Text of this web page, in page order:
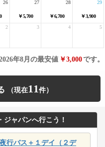
26
￥5,700
27
￥6,700
28
￥3,900
29
2 3 4 5
年8月の最安値 ￥3,000です。
11
ジャパンへ行こう！
行バス＋１デイ（２デ